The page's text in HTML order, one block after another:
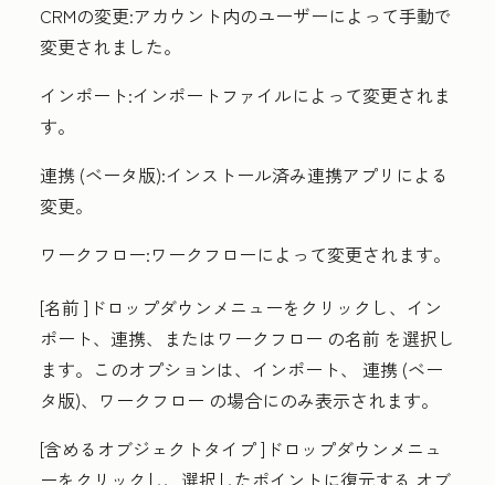
CRMの変更:アカウント内のユーザーによって手動で
変更されました。
インポート:インポートファイルによって変更されま
す。
連携 (ベータ版):インストール済み連携アプリによる
変更。
ワークフロー:ワークフローによって変更されます。
[名前 ]ドロップダウンメニューをクリックし、イン
ポート、連携、またはワークフロー の名前 を選択し
ます。このオプションは、 インポート、 連携 (ベー
タ版)、 ワークフロー の場合にのみ表示されます。
[含めるオブジェクトタイプ]ドロップダウンメニュ
ーをクリックし、選択したポイントに復元する オブ